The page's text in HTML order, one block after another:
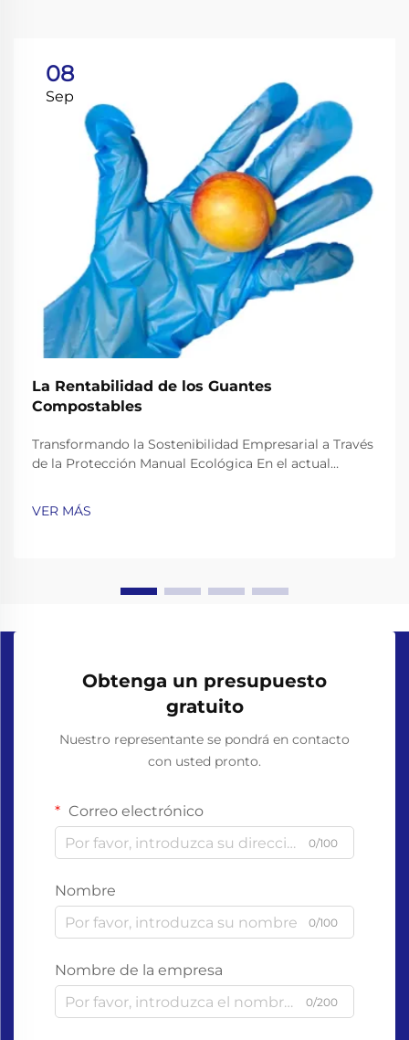
08
Sep
La Rentabilidad de los Guantes
Compostables
Transformando la Sostenibilidad Empresarial a Través
de la Protección Manual Ecológica En el actual
el cambio hacia prácticas operativas sostenibles se ha
convertido en algo más que una tendencia: es una
VER MÁS
Obtenga un presupuesto
gratuito
Nuestro representante se pondrá en contacto
con usted pronto.
Correo electrónico
0/100
Nombre
0/100
Nombre de la empresa
0/200